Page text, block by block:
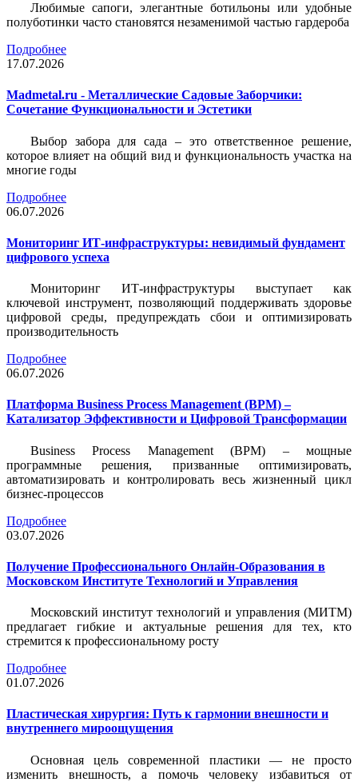
Любимые сапоги, элегантные ботильоны или удобные
полуботинки часто становятся незаменимой частью гардероба
Подробнее
17.07.2026
Madmetal.ru - Металлические Садовые Заборчики:
Сочетание Функциональности и Эстетики
Выбор забора для сада – это ответственное решение,
которое влияет на общий вид и функциональность участка на
многие годы
Подробнее
06.07.2026
Мониторинг ИТ-инфраструктуры: невидимый фундамент
цифрового успеха
Мониторинг ИТ-инфраструктуры выступает как
ключевой инструмент, позволяющий поддерживать здоровье
цифровой среды, предупреждать сбои и оптимизировать
производительность
Подробнее
06.07.2026
Платформа Business Process Management (BPM) –
Катализатор Эффективности и Цифровой Трансформации
Business Process Management (BPM) – мощные
программные решения, призванные оптимизировать,
автоматизировать и контролировать весь жизненный цикл
бизнес-процессов
Подробнее
03.07.2026
Получение Профессионального Онлайн-Образования в
Московском Институте Технологий и Управления
Московский институт технологий и управления (МИТМ)
предлагает гибкие и актуальные решения для тех, кто
стремится к профессиональному росту
Подробнее
01.07.2026
Пластическая хирургия: Путь к гармонии внешности и
внутреннего мироощущения
Основная цель современной пластики — не просто
изменить внешность, а помочь человеку избавиться от